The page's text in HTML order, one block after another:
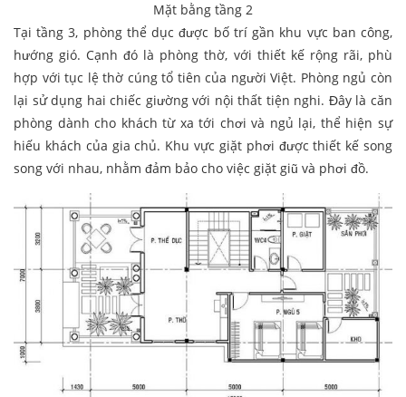
Mặt bằng tầng 2
Tại tầng 3, phòng thể dục được bố trí gần khu vực ban công,
hướng gió. Cạnh đó là phòng thờ, với thiết kế rộng rãi, phù
hợp với tục lệ thờ cúng tổ tiên của người Việt. Phòng ngủ còn
lại sử dụng hai chiếc giường với nội thất tiện nghi. Đây là căn
phòng dành cho khách từ xa tới chơi và ngủ lại, thể hiện sự
hiếu khách của gia chủ. Khu vực giặt phơi được thiết kế song
song với nhau, nhằm đảm bảo cho việc giặt giũ và phơi đồ.